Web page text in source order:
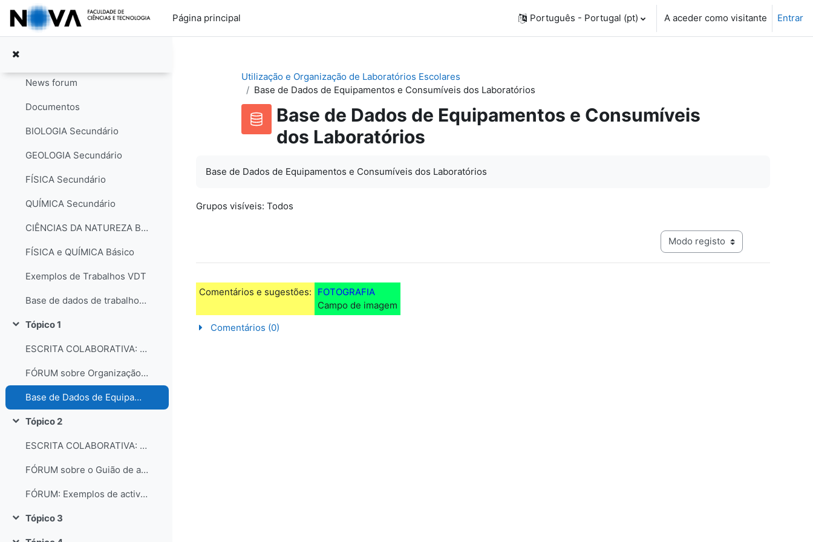
Ir para o conteúdo principal
Página principal
Português - Portugal ‎(pt)‎ A aceder como visitante Entrar
News forum
Documentos
BIOLOGIA Secundário
GEOLOGIA Secundário
FÍSICA Secundário
QUÍMICA Secundário
CIÊNCIAS DA NATUREZA Básico
FÍSICA e QUÍMICA Básico
Exemplos de Trabalhos VDT
Base de dados de trabalhos dos participantes do curso
Contrair
Tópico 1
ESCRITA COLABORATIVA: Organização dos laboratórios
FÓRUM sobre Organização e gestão dos laboratórios escolares
Base de Dados de Equipamentos e Consumíveis dos Laboratórios
Contrair
Tópico 2
ESCRITA COLABORATIVA: Guião de Actividade Prática
FÓRUM sobre o Guião de actividades práticas
FÓRUM: Exemplos de actividades práticas e comentários...
Contrair
Tópico 3
Utilização e Organização de Laboratórios Escolares
Base de Dados de Equipamentos e Consumíveis dos Laboratórios
Base de Dados de Equipamentos e Consumíveis
dos Laboratórios
Base de Dados de Equipamentos e Consumíveis dos Laboratórios
Grupos visíveis: Todos
Navegação terciária do modo de visualização
Comentários e sugestões:
FOTOGRAFIA
Campo de imagem
Comentários (0)